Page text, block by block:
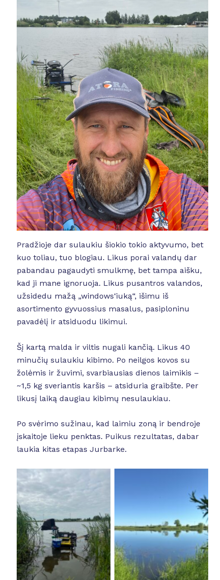
Pradžioje dar sulaukiu šiokio tokio aktyvumo, bet
kuo toliau, tuo blogiau. Likus porai valandų dar
pabandau pagaudyti smulkmę, bet tampa aišku,
kad ji mane ignoruoja. Likus pusantros valandos,
užsidedu mažą „windows‘iuką“, išimu iš
asortimento gyvuossius masalus, pasiploninu
pavadėlį ir atsiduodu likimui.
Šį kartą malda ir viltis nugali kančią. Likus 40
minučių sulaukiu kibimo. Po neilgos kovos su
žolėmis ir žuvimi, svarbiausias dienos laimikis –
~1,5 kg sveriantis karšis – atsiduria graibšte. Per
likusį laiką daugiau kibimų nesulaukiau.
Po svėrimo sužinau, kad laimiu zoną ir bendroje
įskaitoje lieku penktas. Puikus rezultatas, dabar
laukia kitas etapas Jurbarke.
No Caption
No Caption